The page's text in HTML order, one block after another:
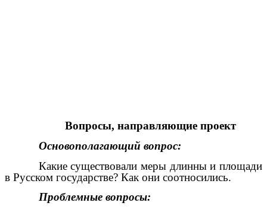
Вопросы, направляющие проект
Основополагающий вопрос:
Какие существовали меры длинны и площади
в Русском государстве? Как они соотносились.
Проблемные вопросы: